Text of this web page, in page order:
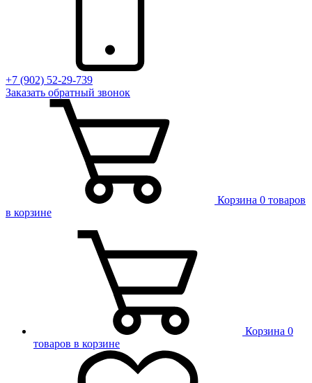
+7 (902) 52-29-739
Заказать обратный звонок
Корзина 0 товаров
в корзине
Корзина 0
товаров в корзине